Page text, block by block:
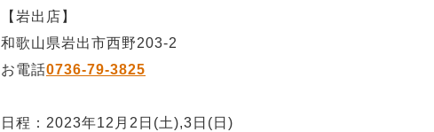
【岩出店】
和歌山県岩出市西野203-2
お電話0736-79-3825
日程：2023年12月2日(土),3日(日)